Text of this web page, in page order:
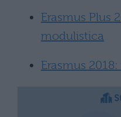
Erasmus Plus
modulistica
Erasmus